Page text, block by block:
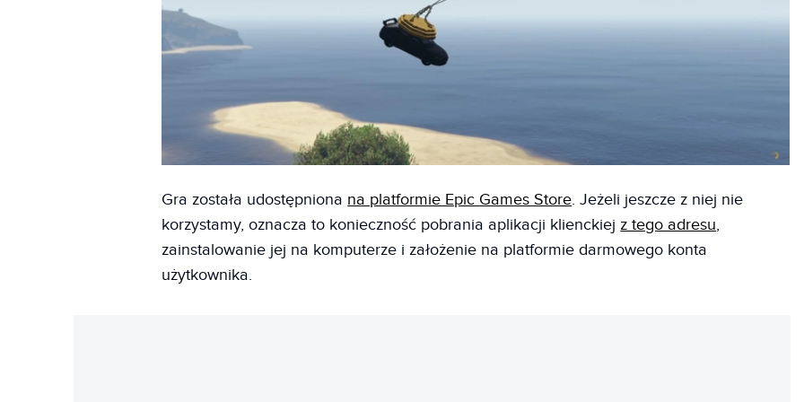
Gra została udostępniona na platformie Epic Games Store. Jeżeli jeszcze z niej nie
korzystamy, oznacza to konieczność pobrania aplikacji klienckiej z tego adresu,
zainstalowanie jej na komputerze i założenie na platformie darmowego konta
użytkownika.